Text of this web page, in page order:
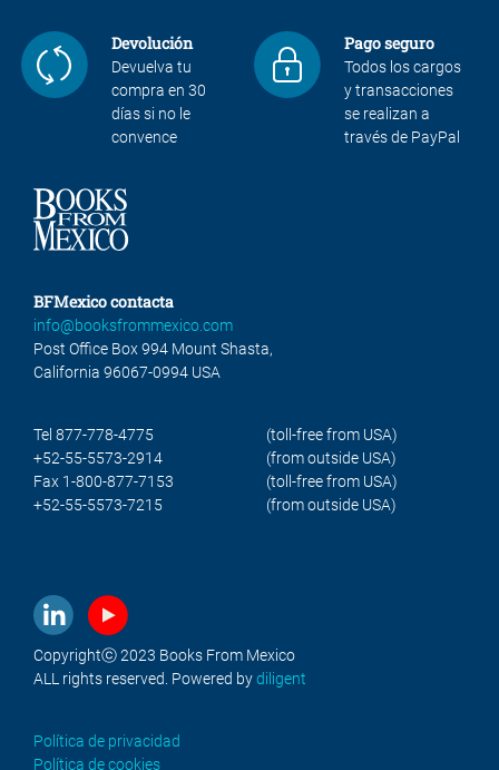
Devolución
Devuelva tu
compra en 30
días si no le
convence
Pago seguro
Todos los cargos
y transacciones
se realizan a
través de PayPal
BFMexico contacta
info@booksfrommexico.com
Post Office Box 994 Mount Shasta,
California 96067-0994 USA
Tel 877-778-4775
(toll-free from USA)
+52-55-5573-2914
(from outside USA)
Fax 1-800-877-7153
(toll-free from USA)
+52-55-5573-7215
(from outside USA)
Copyrightⓒ 2023 Books From Mexico
ALL rights reserved. Powered bydiligent
Política de privacidad
Política de cookies